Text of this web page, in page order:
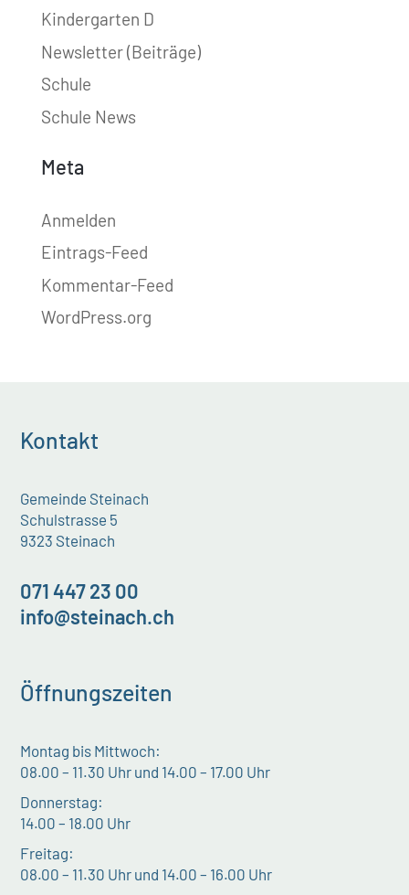
Kindergarten D
Newsletter (Beiträge)
Schule
Schule News
Meta
Anmelden
Eintrags-Feed
Kommentar-Feed
WordPress.org
Kontakt
Gemeinde Steinach
Schulstrasse 5
9323 Steinach
071 447 23 00
info@steinach.ch
Öffnungszeiten
Montag bis Mittwoch:
08.00 – 11.30 Uhr und 14.00 – 17.00 Uhr
Donnerstag:
14.00 – 18.00 Uhr
Freitag:
08.00 – 11.30 Uhr und 14.00 – 16.00 Uhr